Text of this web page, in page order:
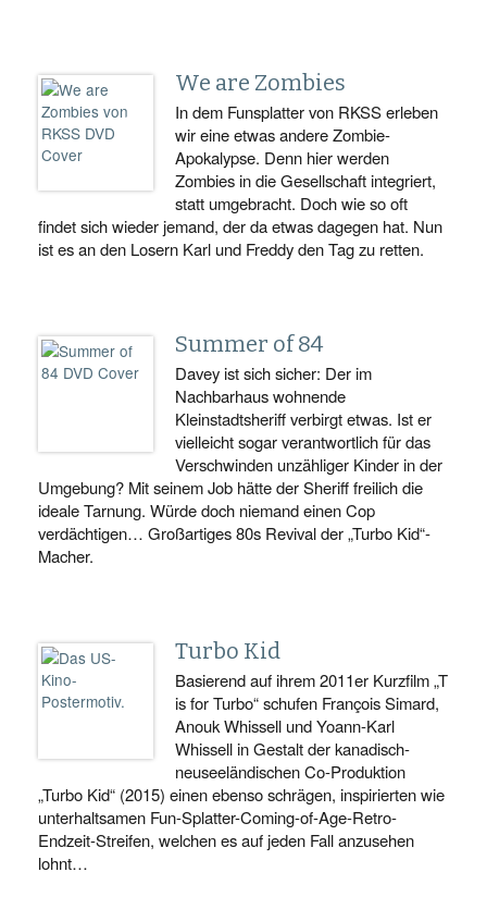
We are Zombies
In dem Funsplatter von RKSS erleben
wir eine etwas andere Zombie-
Apokalypse. Denn hier werden
Zombies in die Gesellschaft integriert,
statt umgebracht. Doch wie so oft
findet sich wieder jemand, der da etwas dagegen hat. Nun
ist es an den Losern Karl und Freddy den Tag zu retten.
Summer of 84
Davey ist sich sicher: Der im
Nachbarhaus wohnende
Kleinstadtsheriff verbirgt etwas. Ist er
vielleicht sogar verantwortlich für das
Verschwinden unzähliger Kinder in der
Umgebung? Mit seinem Job hätte der Sheriff freilich die
ideale Tarnung. Würde doch niemand einen Cop
verdächtigen… Großartiges 80s Revival der „Turbo Kid“-
Macher.
Turbo Kid
Basierend auf ihrem 2011er Kurzfilm „T
is for Turbo“ schufen François Simard,
Anouk Whissell und Yoann-Karl
Whissell in Gestalt der kanadisch-
neuseeländischen Co-Produktion
„Turbo Kid“ (2015) einen ebenso schrägen, inspirierten wie
unterhaltsamen Fun-Splatter-Coming-of-Age-Retro-
Endzeit-Streifen, welchen es auf jeden Fall anzusehen
lohnt…